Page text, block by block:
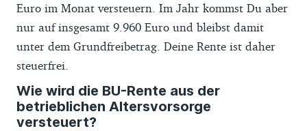
Euro im Monat versteuern. Im Jahr kommst Du aber
nur auf insgesamt 9.960 Euro und bleibst damit
unter dem Grundfreibetrag. Deine Rente ist daher
steuerfrei.
Wie wird die BU-Rente aus der
betrieblichen Altersvorsorge
versteuert?